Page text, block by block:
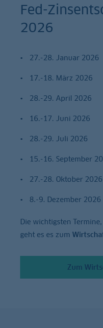
Fed-
2026
27.-28. Januar 2026
17.-18. März 2026
28.-29. April 2026
16.-17. Juni 2026
28.-29. Juli 2026
15.-16. September
27.-28. Oktober 2026
8.-9. Dezember 2026
Die wichtigsten
geht es es zum
Zum